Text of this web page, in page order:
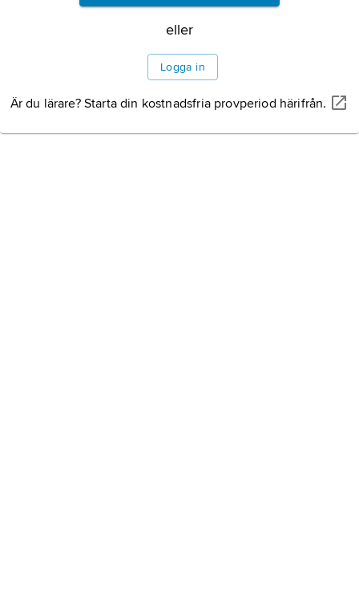
eller
Logga in
Är du lärare? Starta din kostnadsfria provperiod härifrån.